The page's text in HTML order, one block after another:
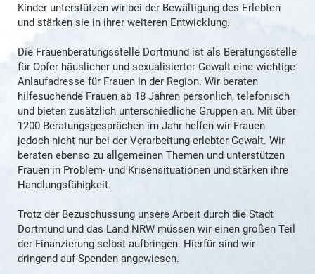
Kinder unterstützen wir bei der Bewältigung des Erlebten
und stärken sie in ihrer weiteren Entwicklung.
Die Frauenberatungsstelle Dortmund ist als Beratungsstelle
für Opfer häuslicher und sexualisierter Gewalt eine wichtige
Anlaufadresse für Frauen in der Region. Wir beraten
hilfesuchende Frauen ab 18 Jahren persönlich, telefonisch
und bieten zusätzlich unterschiedliche Gruppen an. Mit über
1200 Beratungsgesprächen im Jahr helfen wir Frauen
jedoch nicht nur bei der Verarbeitung erlebter Gewalt. Wir
beraten ebenso zu allgemeinen Themen und unterstützen
Frauen in Problem- und Krisensituationen und stärken ihre
Handlungsfähigkeit.
Trotz der Bezuschussung unsere Arbeit durch die Stadt
Dortmund und das Land NRW müssen wir einen großen Teil
der Finanzierung selbst aufbringen. Hierfür sind wir
dringend auf Spenden angewiesen.